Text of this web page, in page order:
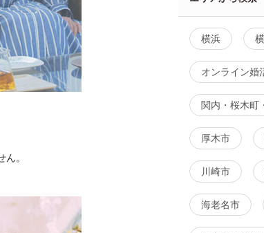
。
横浜
オンライン婚
関内・桜木町
厚木市
川崎市
海老名市